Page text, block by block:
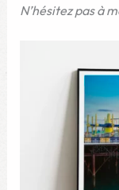
N’hésitez pas à